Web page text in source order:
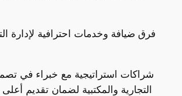
فرق ضيافة وخدمات احترافية لإدارة
شراكات استراتيجية مع خبراء في
التجارية والمكتبية لضمان تقديم